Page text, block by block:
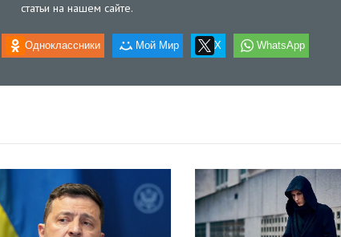
статьи на нашем сайте.
Одноклассники Мой Мир X WhatsApp